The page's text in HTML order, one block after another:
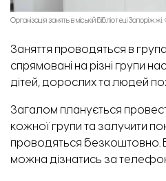
Організація занять в міській бібліотеці
Заняття проводяться в
спрямовані на різні групи
дітей, дорослих та людей
Загалом планується
кожної групи та залучити
проводяться безкоштовно.
можна дізнатись за